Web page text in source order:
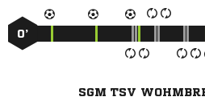
0’
SGM TSV